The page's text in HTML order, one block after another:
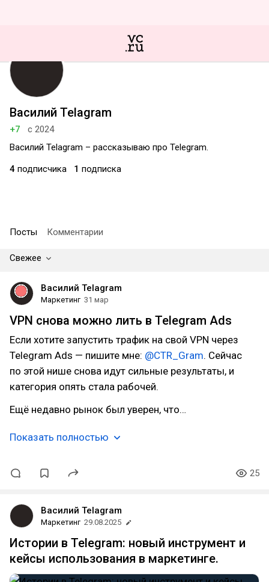
Василий Telagram
+7
с 2024
Василий Telagram – рассказываю про Telegram.
4 подписчика 1 подписка
Посты Комментарии
Свежее
Василий Telagram
Маркетинг 31 мар
VPN снова можно лить в Telegram Ads
Если хотите запустить трафик на свой VPN через
Telegram Ads — пишите мне: @CTR_Gram. Сейчас
по этой нише снова идут сильные результаты, и
категория опять стала рабочей.
Ещё недавно рынок был уверен, что…
Показать полностью
25
Василий Telagram
Маркетинг 29.08.2025
Истории в Telegram: новый инструмент и
кейсы использования в маркетинге.